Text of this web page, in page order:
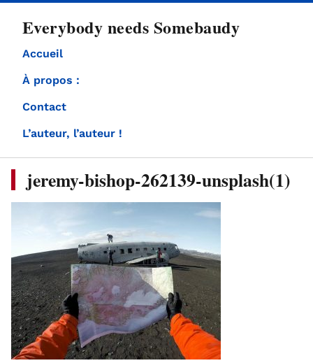
Everybody needs Somebaudy
Accueil
À propos :
Contact
L’auteur, l’auteur !
jeremy-bishop-262139-unsplash(1)